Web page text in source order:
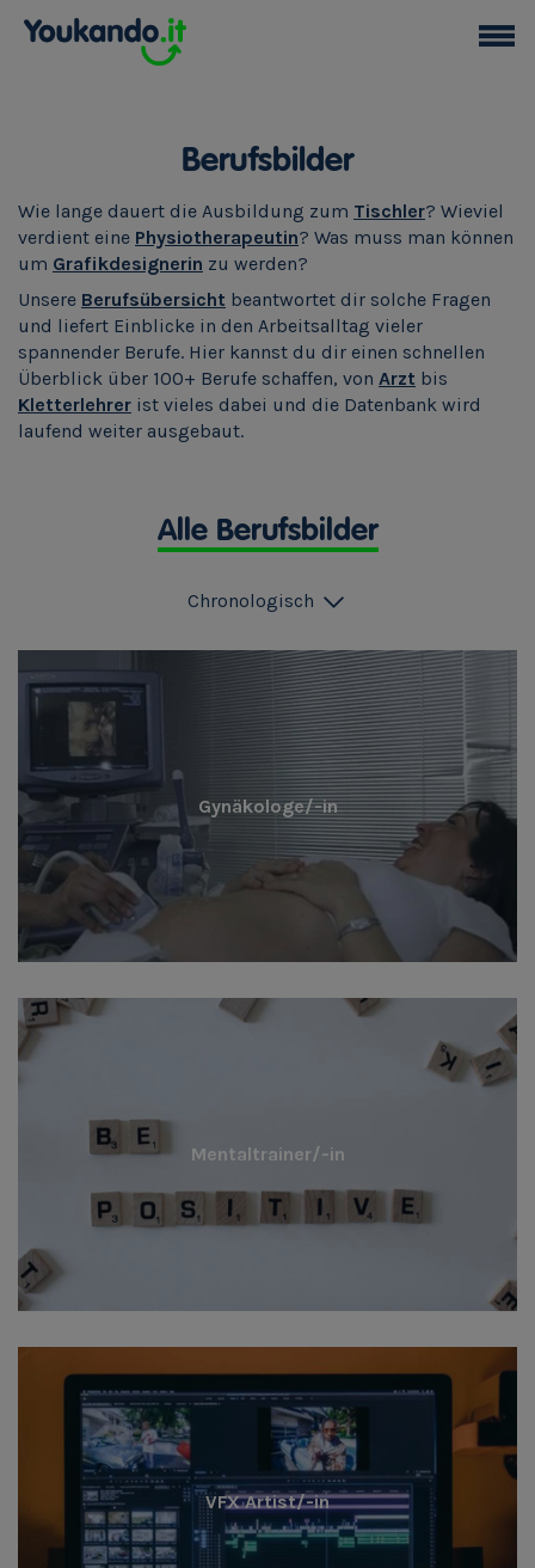
Berufsbilder
Wie lange dauert die Ausbildung zum Tischler? Wieviel
verdient eine Physiotherapeutin? Was muss man können
um Grafikdesignerin zu werden?
Unsere Berufsübersicht beantwortet dir solche Fragen
und liefert Einblicke in den Arbeitsalltag vieler
spannender Berufe. Hier kannst du dir einen schnellen
Überblick über 100+ Berufe schaffen, von Arzt bis
Kletterlehrer ist vieles dabei und die Datenbank wird
laufend weiter ausgebaut.
Alle Berufsbilder
Chronologisch
Gynäkologe/-in
Mentaltrainer/-in
VFX Artist/-in